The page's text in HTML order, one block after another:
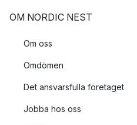
OM NORDIC NEST
Om oss
Omdömen
Det ansvarsfulla företaget
Jobba hos oss